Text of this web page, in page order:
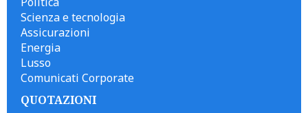
Scienza e tecnologia
Assicurazioni
Energia
Lusso
Comunicati Corporate
QUOTAZIONI